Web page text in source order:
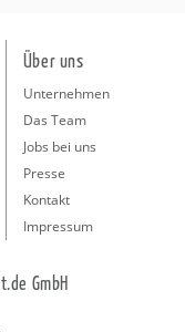
Über uns
Unternehmen
Das Team
Jobs bei uns
Presse
Kontakt
Impressum
GmbH